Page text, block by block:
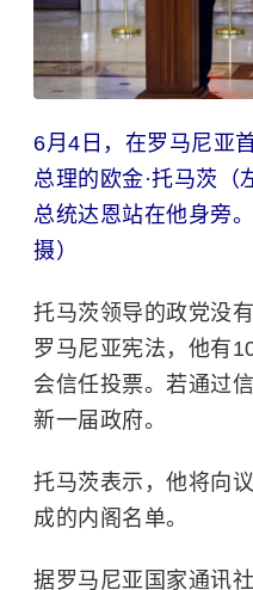
6月4日，在罗马尼亚
总理的欧金·托马茨（
总统达恩站在他身旁
摄）
托马茨领导的政党没
罗马尼亚宪法，他有
会信任投票。若通过
新一届政府。
托马茨表示，他将向
成的内阁名单。
据罗马尼亚国家通讯